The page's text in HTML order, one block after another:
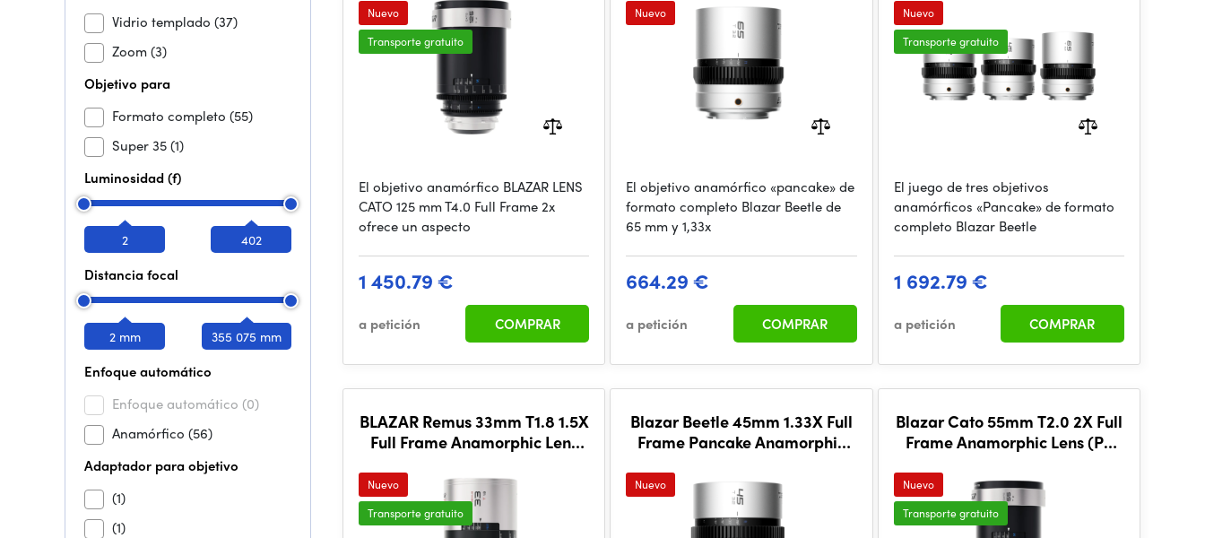
Vidrio templado (37)
Zoom(3)
Objetivo para
Formato completo (55)
Super 35(1)
Luminosidad (f)
2 402
Distancia focal
2 mm 355 075 mm
Enfoque automático
Enfoque automático (0)
Anamórfico (56)
Adaptador para objetivo
(1)
(1)
Nuevo
Transporte gratuito
El objetivo anamórfico BLAZAR LENS
CATO 125 mm T4.0 Full Frame 2x
ofrece un aspecto
1 450.79 €
a petición COMPRAR
Nuevo
El objetivo anamórfico «pancake» de
formato completo Blazar Beetle de
65 mm y 1,33x
664.29 €
a petición COMPRAR
Nuevo
Transporte gratuito
El juego de tres objetivos
anamórficos «Pancake» de formato
completo Blazar Beetle
1 692.79 €
a petición COMPRAR
BLAZAR Remus 33mm T1.8 1.5X
Full Frame Anamorphic Lens
Nuevo
Transporte gratuito
Blazar Beetle 45mm 1.33X Full
Frame Pancake Anamorphic
Nuevo
Blazar Cato 55mm T2.0 2X Full
Frame Anamorphic Lens (PL
Nuevo
Transporte gratuito